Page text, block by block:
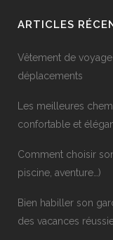
ARTICLES
Vêtement de
déplacements
Les meilleures
confortable et
Comment choisir
piscine, aventure…)
Bien habiller son
des vacances